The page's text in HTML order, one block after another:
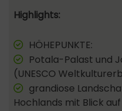
Highlights:
HÖHEPUNKTE:
Potala-Palast und
(UNESCO
grandiose
Hochlands mit Blick